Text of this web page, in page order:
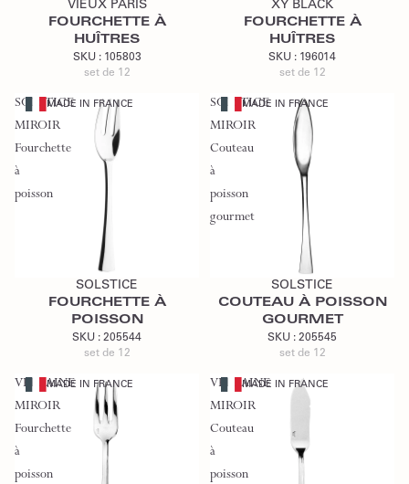
VIEUX PARIS
FOURCHETTE À
HUÎTRES
SKU : 105803
set de 12
XY BLACK
FOURCHETTE À
HUÎTRES
SKU : 196014
set de 12
SOLSTICE
MIROIR
Fourchette
à
poisson
MADE IN FRANCE
Ajouter au devis
SOLSTICE
FOURCHETTE À
POISSON
SKU : 205544
set de 12
SOLSTICE
MIROIR
Couteau
à
poisson
gourmet
MADE IN FRANCE
Ajouter au devis
SOLSTICE
COUTEAU À POISSON
GOURMET
SKU : 205545
set de 12
VERLAINE
MIROIR
Fourchette
à
poisson
MADE IN FRANCE
VERLAINE
MIROIR
Couteau
à
poisson
MADE IN FRANCE